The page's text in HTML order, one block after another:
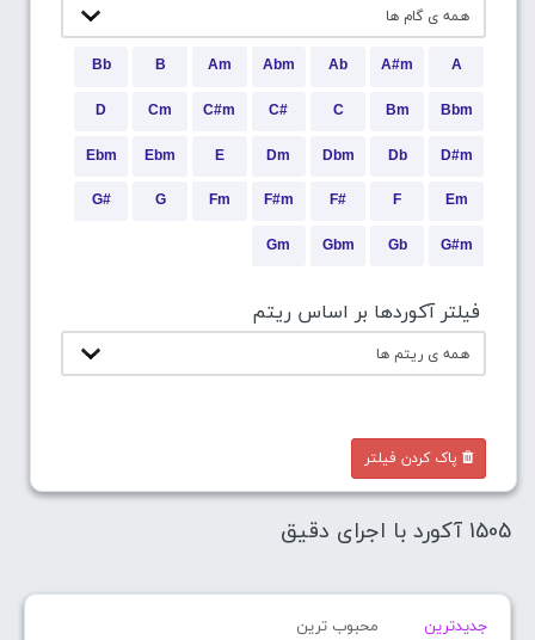
A
A#m
Ab
Abm
Am
B
Bb
Bbm
Bm
C
C#
C#m
Cm
D
D#m
Db
Dbm
Dm
E
Ebm
Ebm
Em
F
F#
F#m
Fm
G
G#
G#m
Gb
Gbm
Gm
فیلتر آکوردها بر اساس ریتم
پاک کردن فیلتر
1505 آکورد با اجرای دقیق
جدیدترین محبوب ترین